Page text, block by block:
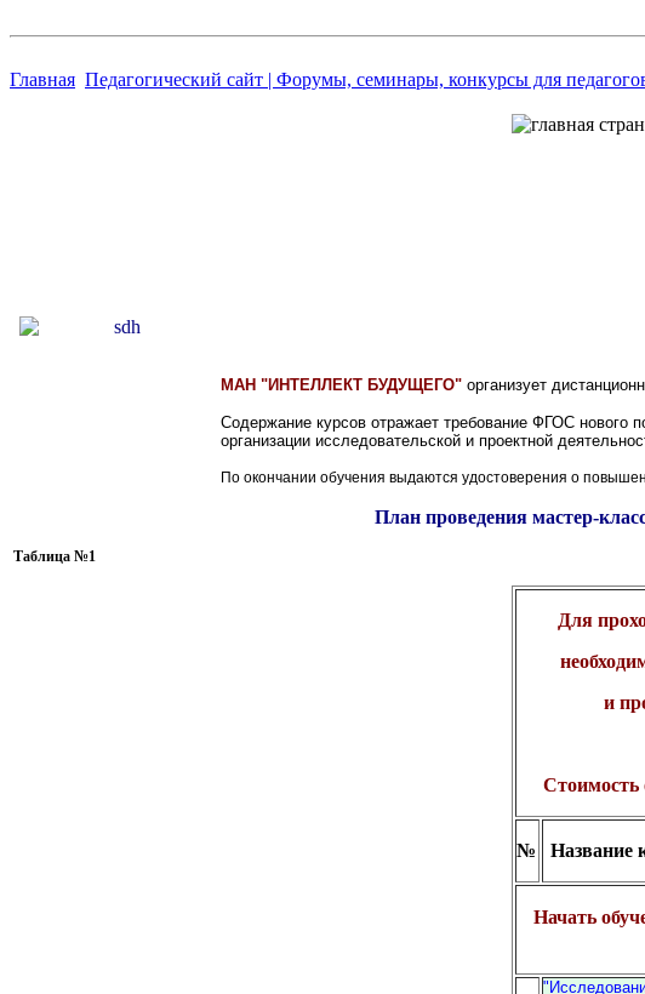
Главная Педагогический сайт | Форумы, семинары, конкурсы для
МАН "ИНТЕЛЛЕКТ БУДУЩЕГО" организует
Содержание курсов отражает требование ФГОС нового
организации исследовательской и проектной
По окончании обучения выдаются удостоверения о
План проведения мастер-
Таблица №1
Для
и
Стоимость
№ Название
Начать